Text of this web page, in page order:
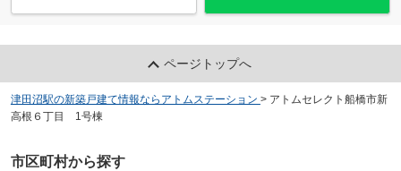
ページトップへ
津田沼駅の新築戸建て情報ならアトムステーション > アトムセレクト船橋市新
高根６丁目 1号棟
市区町村から探す